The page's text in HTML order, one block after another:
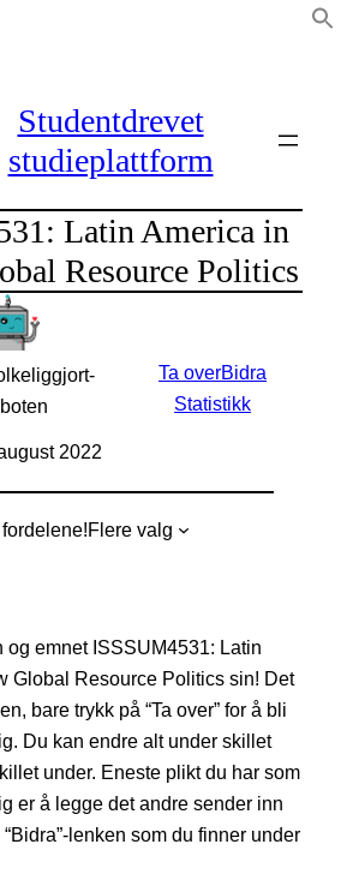
Studentdrevet
studieplattform
Latin America in
Resource Politics
2022
Ta overBidra
Statistikk
Flere valg
og emnet ISSSUM4531: Latin
Global Resource Politics sin! Det
bare trykk på “Ta over” for å bli
Du kan endre alt under skillet
under. Eneste plikt du har som
er å legge det andre sender inn
lenken som du finner under